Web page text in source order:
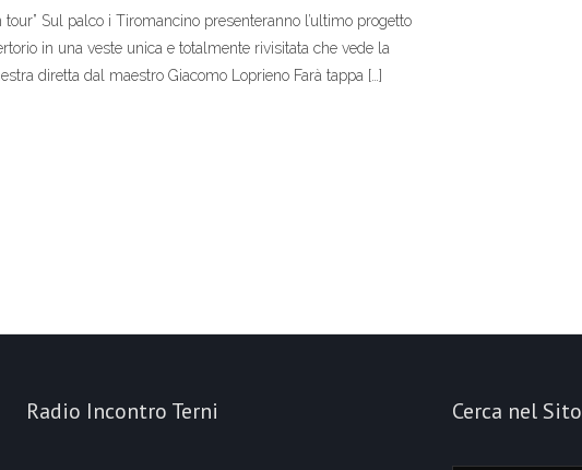
Sul palco i Tiromancino presenteranno l’ultimo progetto
in una veste unica e totalmente rivisitata che vede la
diretta dal maestro Giacomo Loprieno Farà tappa […]
Radio Incontro Terni Cerca nel Sito